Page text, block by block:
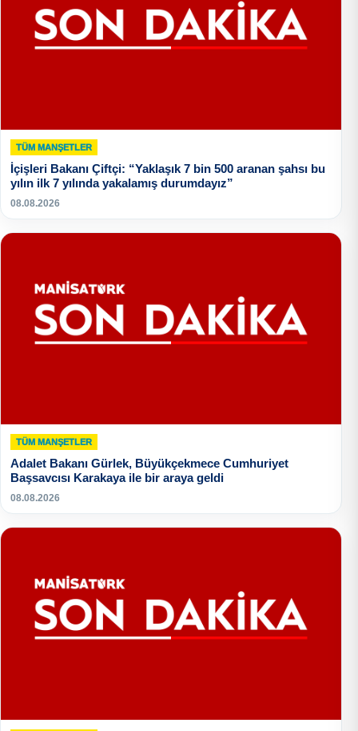
TÜM MANŞETLER
İçişleri Bakanı Çiftçi: “Yaklaşık 7 bin 500 aranan şahsı bu
yılın ilk 7 yılında yakalamış durumdayız”
08.08.2026
TÜM MANŞETLER
Adalet Bakanı Gürlek, Büyükçekmece Cumhuriyet
Başsavcısı Karakaya ile bir araya geldi
08.08.2026